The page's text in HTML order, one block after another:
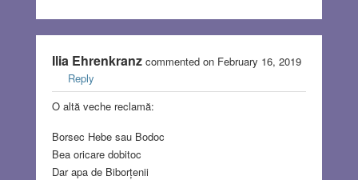
Ilia Ehrenkranzcommented on February 16, 2019
Reply
O altă veche reclamă:
Borsec Hebe sau Bodoc
Bea oricare dobitoc
Dar apa de Biborțenii